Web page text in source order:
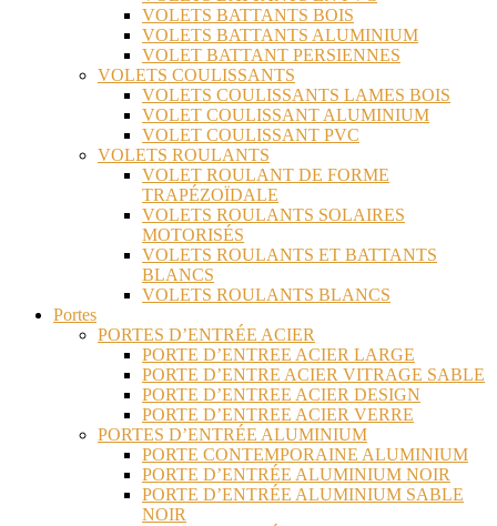
VOLETS BATTANTS BOIS
VOLETS BATTANTS ALUMINIUM
VOLET BATTANT PERSIENNES
VOLETS COULISSANTS
VOLETS COULISSANTS LAMES BOIS
VOLET COULISSANT ALUMINIUM
VOLET COULISSANT PVC
VOLETS ROULANTS
VOLET ROULANT DE FORME
TRAPÉZOÏDALE
VOLETS ROULANTS SOLAIRES
MOTORISÉS
VOLETS ROULANTS ET BATTANTS
BLANCS
VOLETS ROULANTS BLANCS
Portes
PORTES D’ENTRÉE ACIER
PORTE D’ENTREE ACIER LARGE
PORTE D’ENTRE ACIER VITRAGE SABLE
PORTE D’ENTREE ACIER DESIGN
PORTE D’ENTREE ACIER VERRE
PORTES D’ENTRÉE ALUMINIUM
PORTE CONTEMPORAINE ALUMINIUM
PORTE D’ENTRÉE ALUMINIUM NOIR
PORTE D’ENTRÉE ALUMINIUM SABLE
NOIR